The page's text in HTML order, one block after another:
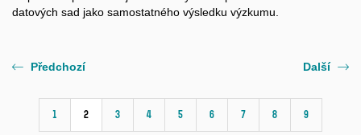
datových sad jako samostatného výsledku výzkumu.
Předchozí
1 2 3 4 5 6 7 8 9
Další